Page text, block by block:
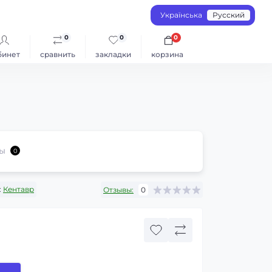
Українська Русский
сравнить
0
закладки
0
корзина
0
0
Кентавр Отзывы: 0